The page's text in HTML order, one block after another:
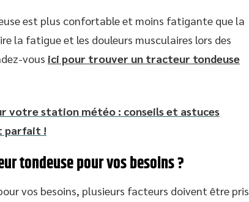
est plus confortable et moins fatigante que la
la fatigue et les douleurs musculaires lors des
vous ici pour trouver un tracteur tondeuse
votre station météo : conseils et astuces
parfait !
tondeuse pour vos besoins ?
vos besoins, plusieurs facteurs doivent être pris